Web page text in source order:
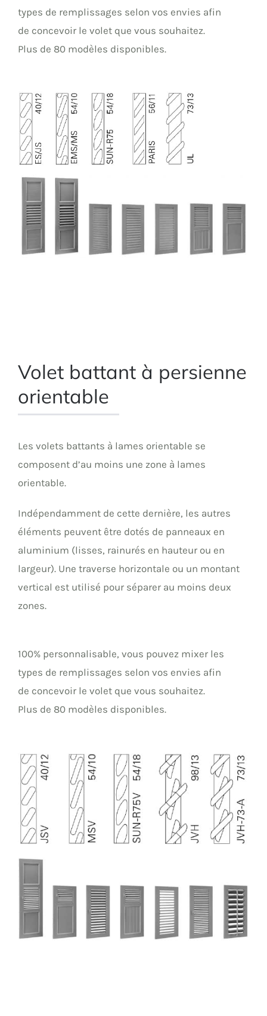
types de remplissages selon vos envies afin
de concevoir le volet que vous souhaitez.
Plus de 80 modèles disponibles.
Volet battant à persienne
orientable
Les volets battants à lames orientable se
composent d’au moins une zone à lames
orientable.
Indépendamment de cette dernière, les autres
éléments peuvent être dotés de panneaux en
aluminium (lisses, rainurés en hauteur ou en
largeur). Une traverse horizontale ou un montant
vertical est utilisé pour séparer au moins deux
zones.
100% personnalisable, vous pouvez mixer les
types de remplissages selon vos envies afin
de concevoir le volet que vous souhaitez.
Plus de 80 modèles disponibles.